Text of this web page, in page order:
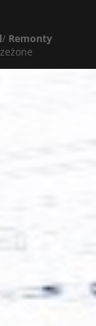
/ Remonty